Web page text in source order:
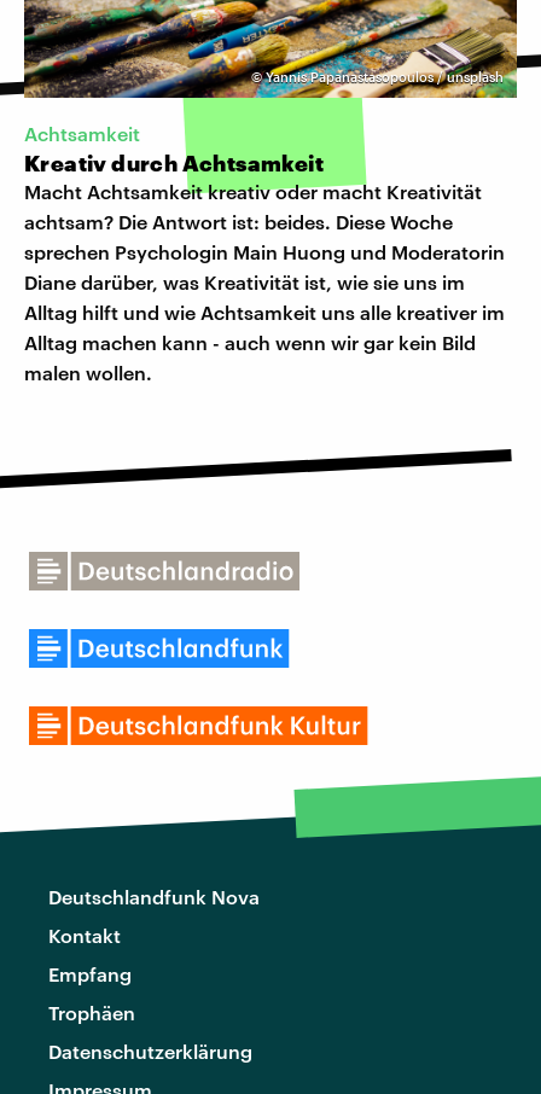
©Yannis Papanastasopoulos / unsplash
Achtsamkeit
Kreativ durch Achtsamkeit
Macht Achtsamkeit kreativ oder macht Kreativität
achtsam? Die Antwort ist: beides. Diese Woche
sprechen Psychologin Main Huong und Moderatorin
Diane darüber, was Kreativität ist, wie sie uns im
Alltag hilft und wie Achtsamkeit uns alle kreativer im
Alltag machen kann - auch wenn wir gar kein Bild
malen wollen.
Deutschlandfunk Nova
Kontakt
Empfang
Trophäen
Datenschutzerklärung